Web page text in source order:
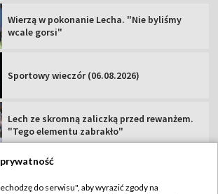
Wierzą w pokonanie Lecha. "Nie byliśmy
wcale gorsi"
Sportowy wieczór (06.08.2026)
Lech ze skromną zaliczką przed rewanżem.
"Tego elementu zabrakło"
do serwisu", aby wyrazić zgody na